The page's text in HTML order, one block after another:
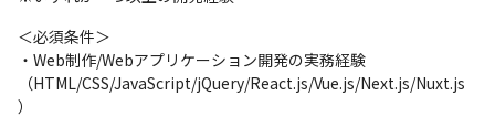
・エンジニア年収：610万
・出社：リモート（場合によって出社あり）
・エンジニア経験5年1ヶ月
■自社SaaS開発（WEBアプリ）
【フェーズ】要件定義/詳細設計/開発/単体・結合・総合テスト/デ
＜必須条件＞
・Web制作/Webアプリケーション開発の実務経験
（HTML/CSS/JavaScript/jQuery/React.js/Vue.js/Next.js/Nuxt.js
）